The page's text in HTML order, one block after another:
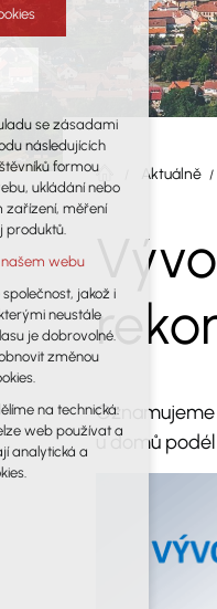
Aktuálně
u domů
případná
webu
se zásadami
následujících
formou
ukládání nebo
zařízení, měření
produktů.
webu
jakož i
neustále
je dobrovolné.
změnou
na technická:
web používat a
analytická a